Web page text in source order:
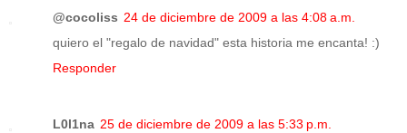
@cocoliss 24 de diciembre de 2009 a las 4:08 a.m.
quiero el "regalo de navidad" esta historia me encanta! :)
Responder
L0l1na 25 de diciembre de 2009 a las 5:33 p.m.